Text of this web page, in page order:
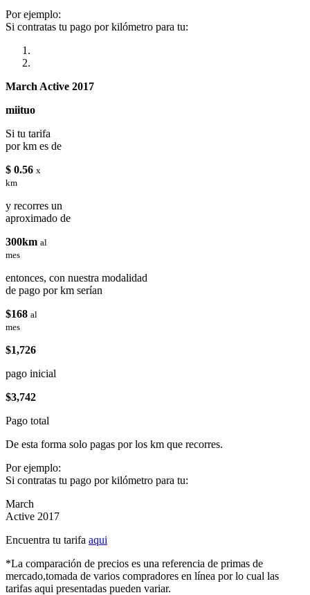
Por ejemplo:
Si contratas tu pago por kilómetro para tu:
March Active 2017
miituo
Si tu tarifa
por km es de
$ 0.56 x
km
y recorres un
aproximado de
300km al
mes
entonces, con nuestra modalidad
de pago por km serían
$168 al
mes
$1,726
pago inicial
$3,742
Pago total
De esta forma solo pagas por los km que recorres.
Por ejemplo:
Si contratas tu pago por kilómetro para tu:
March
Active 2017
Encuentra tu tarifa aqui
*La comparación de precios es una referencia de primas de
mercado,tomada de varios compradores en línea por lo cual las
tarifas aqui presentadas pueden variar.